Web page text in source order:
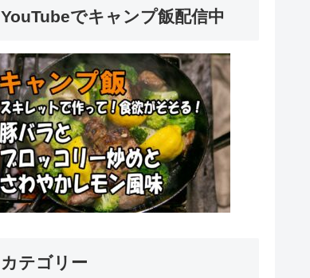
YouTubeでキャンプ飯配信中
カテゴリー